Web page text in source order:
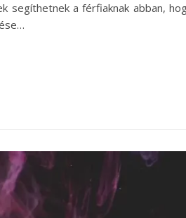
a férfiaknak abban,